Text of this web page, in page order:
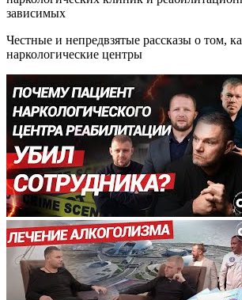
зависимых
Честные и непредвзятые рассказы о том,
наркологические центры